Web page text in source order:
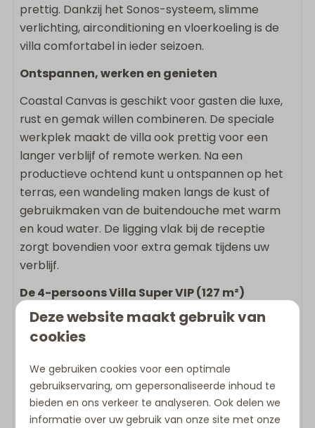
Sanitair
2 Badkamers
Badkamer op begane grond
Inloopdouche
Föhn
Apart toilet
Dubbele wastafel
Slaapkamer(s)
Tweepersoonsbed: 3
Airconditioning op slaapkamer(s)
Slaapkamer(s) op begane grond
Televisie op slaapkamer
Boxspring
Ligging accommodatie
Panoramisch uitzicht
Rustig gelegen
Vrijstaande accommodatie op vakantiepark
prettig. Dankzij het Sonos-systeem, slimme
verlichting, airconditioning en vloerkoeling is de
villa comfortabel in ieder seizoen.
Ontspannen, werken en genieten
Coastal Canvas is geschikt voor gasten die luxe,
rust en gemak willen combineren. De speciale
werkplek maakt de villa ook prettig voor een
langer verblijf of remote werken. Na een
productieve ochtend kunt u ontspannen op het
terras, een wandeling maken langs de kust of
gebruikmaken van de buitendouche met warm
en koud water. De ligging vlak bij de receptie
zorgt bovendien voor extra gemak tijdens uw
verblijf.
De 4-persoons Villa Super VIP (127 m²)
beschikt over:
2 slaapkamers
2 toiletten
Ruime woonkamer met flatscreen-tv
Volledig uitgeruste keuken met eettafel, Miele-
Deze website maakt gebruik van
cookies
We gebruiken cookies voor een optimale
gebruikservaring, om gepersonaliseerde inhoud te
bieden en ons verkeer te analyseren. Ook delen we
informatie over uw gebruik van onze site met onze